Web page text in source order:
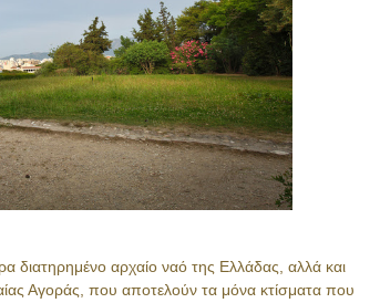
διατηρημένο αρχαίο ναό της Ελλάδας, αλλά και
Αγοράς, που αποτελούν τα μόνα κτίσματα που